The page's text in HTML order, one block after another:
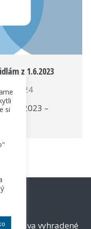
z 1.6.2023
2024
1.6.2023 –
práva vyhradené
si